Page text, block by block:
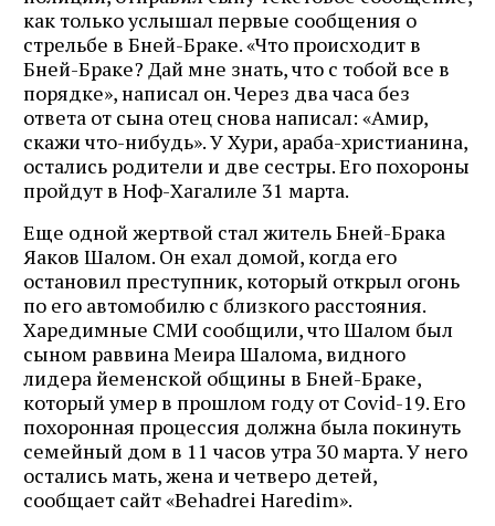
как только услышал первые сообщения о
стрельбе в Бней-Браке. «Что происходит в
Бней-Браке? Дай мне знать, что с тобой все в
порядке», написал он. Через два часа без
ответа от сына отец снова написал: «Амир,
скажи что-нибудь». У Хури, араба-христианина,
остались родители и две сестры. Его похороны
пройдут в Ноф-Хагалиле 31 марта.
Еще одной жертвой стал житель Бней-Брака
Яаков Шалом. Он ехал домой, когда его
остановил преступник, который открыл огонь
по его автомобилю с близкого расстояния.
Харедимные СМИ сообщили, что Шалом был
сыном раввина Меира Шалома, видного
лидера йеменской общины в Бней-Браке,
который умер в прошлом году от Covid-19. Его
похоронная процессия должна была покинуть
семейный дом в 11 часов утра 30 марта. У него
остались мать, жена и четверо детей,
сообщает сайт «Behadrei Haredim».